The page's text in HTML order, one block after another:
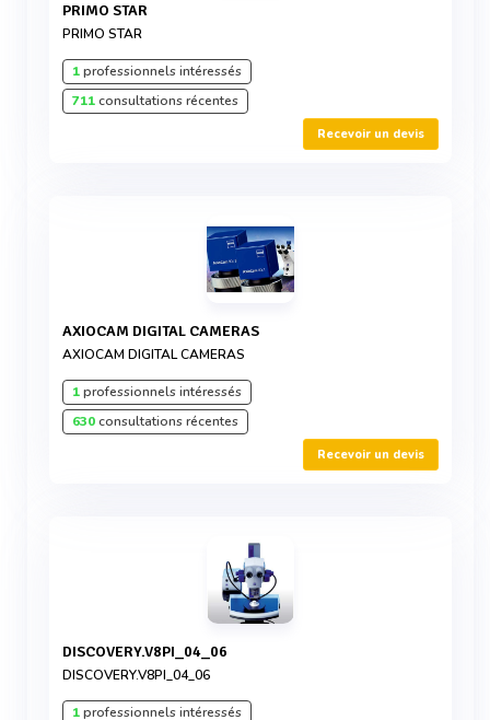
PRIMO STAR
PRIMO STAR
1professionnels intéressés
711consultations récentes
Recevoir un devis
AXIOCAM DIGITAL CAMERAS
AXIOCAM DIGITAL CAMERAS
1professionnels intéressés
630consultations récentes
Recevoir un devis
DISCOVERY.V8PI_04_06
DISCOVERY.V8PI_04_06
1professionnels intéressés